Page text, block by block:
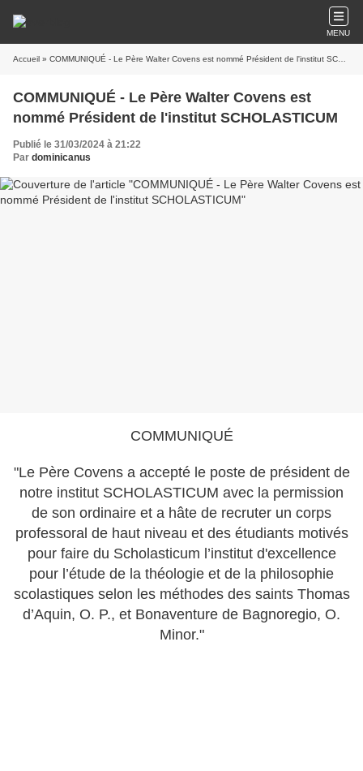
MENU
Accueil » COMMUNIQUÉ - Le Père Walter Covens est nommé Président de l'institut SCHOLASTICUM
COMMUNIQUÉ - Le Père Walter Covens est
nommé Président de l'institut SCHOLASTICUM
Publié le 31/03/2024 à 21:22
Par dominicanus
COMMUNIQUÉ
"Le Père Covens a accepté le poste de président de
notre institut SCHOLASTICUM avec la permission
de son ordinaire et a hâte de recruter un corps
professoral de haut niveau et des étudiants motivés
pour faire du Scholasticum l’institut d'excellence
pour l’étude de la théologie et de la philosophie
scolastiques selon les méthodes des saints Thomas
d’Aquin, O. P., et Bonaventure de Bagnoregio, O.
Minor."